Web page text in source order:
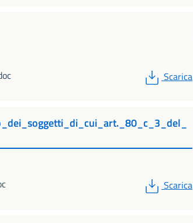
PDF
Scarica
PDF
Scarica